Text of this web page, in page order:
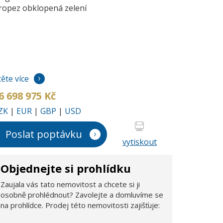
obklopená zelení
více
698 975 Kč
| EUR | GBP | USD
Poslat poptávku
vytiskout
Objednejte si prohlídku
Zaujala vás tato nemovitost a chcete si ji
osobně prohlédnout? Zavolejte a domluvíme se
na prohlídce. Prodej této nemovitosti zajišťuje: